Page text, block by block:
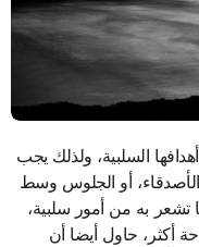
أو الجلوس وسط
تشعر به من أمور سلبية،
أكثر، حاول أيضا أن